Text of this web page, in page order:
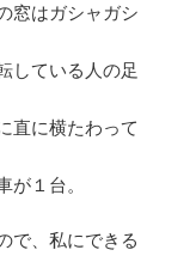
窓はガシャガシ
している人の足
直に横たわって
が１台。
で、私にできる